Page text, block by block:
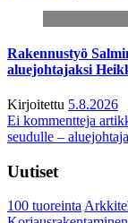
Rakennustyö
aluejohtajaksi
Kirjoitettu 5.8.2026
Ei kommentteja
seudulle –
Uutiset
100 tuoreinta